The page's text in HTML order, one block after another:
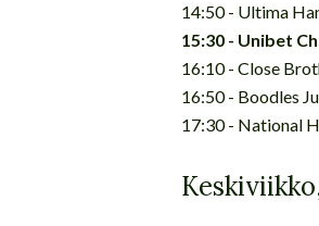
14:50 - Ultima
15:30 - Unibet
16:10 - Close
16:50 - Boodles
17:30 - National